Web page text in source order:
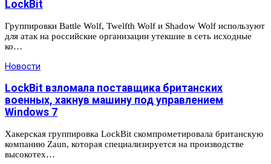
LockBit
Группировки Battle Wolf, Twelfth Wolf и Shadow Wolf используют
для атак на российские организации утекшие в сеть исходные
ко…
Новости
LockBit взломала поставщика британских
военных, хакнув машину под управлением
Windows 7
Хакерская группировка LockBit скомпрометировала британскую
компанию Zaun, которая специализируется на производстве
высокотех…